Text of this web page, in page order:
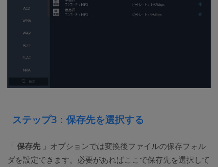
ステップ3：保存先を選択する
「 保存先 」オプションでは変換後ファイルの保存フォル
ダを設定できます。必要があればここで保存先を選択して